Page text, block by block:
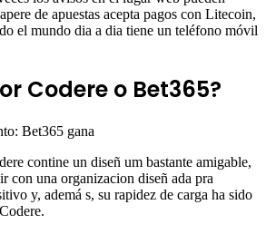
de apuestas acepta pagos con Litecoin,
el mundo dia a dia tiene un teléfono móvil
Codere o Bet365?
Bet365 gana
contine un diseñ um bastante amigable,
con una organizacion diseñ ada pra
y, ademá s, su rapidez de carga ha sido